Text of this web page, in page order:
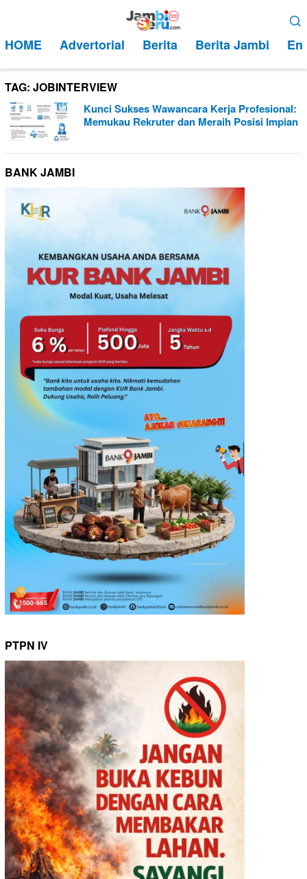
kontenMobile
HOME Advertorial Berita Berita Jambi
TAG: JOBINTERVIEW
Kunci Sukses Wawancara Kerja Profesional:
Memukau Rekruter dan Meraih Posisi Impian
BANK JAMBI
PTPN IV